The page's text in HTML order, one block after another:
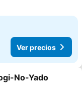
Ver precios
favoritos
No-Yado